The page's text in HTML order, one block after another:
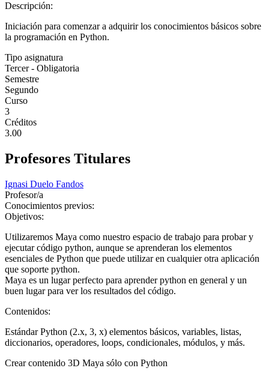
Descripción:
Iniciación para comenzar a adquirir los conocimientos básicos sobre
la programación en Python.
Tipo asignatura
Tercer - Obligatoria
Semestre
Segundo
Curso
3
Créditos
3.00
Profesores Titulares
Ignasi Duelo Fandos
Profesor/a
Conocimientos previos:
Objetivos:
Utilizaremos Maya como nuestro espacio de trabajo para probar y
ejecutar código python, aunque se aprenderan los elementos
esenciales de Python que puede utilizar en cualquier otra aplicación
que soporte python.
Maya es un lugar perfecto para aprender python en general y un
buen lugar para ver los resultados del código.
Contenidos:
Estándar Python (2.x, 3, x) elementos básicos, variables, listas,
diccionarios, operadores, loops, condicionales, módulos, y más.
Crear contenido 3D Maya sólo con Python